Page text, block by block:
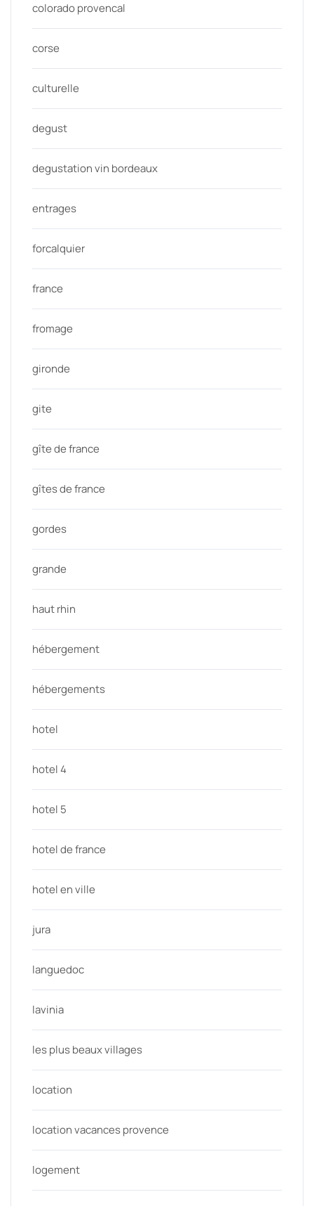
colorado provencal
corse
culturelle
degust
degustation vin bordeaux
entrages
forcalquier
france
fromage
gironde
gite
gîte de france
gîtes de france
gordes
grande
haut rhin
hébergement
hébergements
hotel
hotel 4
hotel 5
hotel de france
hotel en ville
jura
languedoc
lavinia
les plus beaux villages
location
location vacances provence
logement